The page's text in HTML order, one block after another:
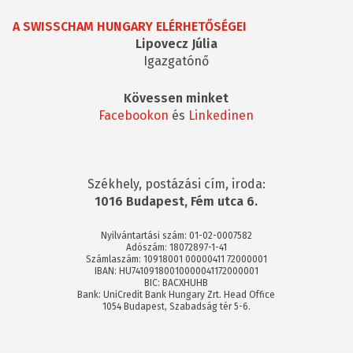
A SWISSCHAM HUNGARY ELÉRHETŐSÉGEI
Lipovecz Júlia
Igazgatónő
Kövessen minket
Facebookon és Linkedinen
Székhely, postázási cím, iroda:
1016 Budapest, Fém utca 6.
Nyilvántartási szám: 01-02-0007582
Adószám: 18072897-1-41
Számlaszám: 10918001 00000411 72000001
IBAN: HU74109180010000041172000001
BIC: BACXHUHB
Bank: UniCredit Bank Hungary Zrt. Head Office
1054 Budapest, Szabadság tér 5-6.